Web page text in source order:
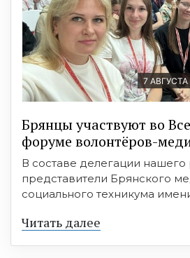
7 АВГУСТА
Брянцы участвуют во
форуме волонтёров-
В составе делегации нашего
представители Брянского
социального техникума
Читать далее